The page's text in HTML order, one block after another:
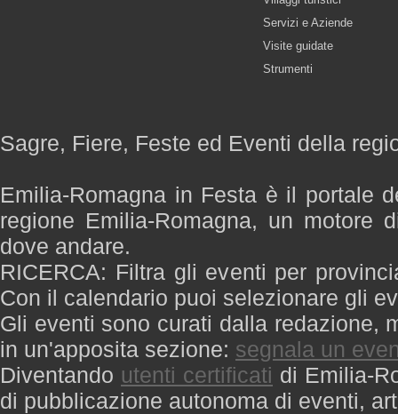
Servizi e Aziende
Visite guidate
Strumenti
Sagre, Fiere, Feste ed Eventi della
Emilia-Romagna in Festa è il portale
regione Emilia-Romagna, un motore
dove andare.
RICERCA: Filtra gli eventi per
Con il calendario puoi selezionare gli
Gli eventi sono curati dalla redazione,
in un'apposita sezione: segnala un
Diventando utenti certificati di Emilia-
di pubblicazione autonoma di eventi,